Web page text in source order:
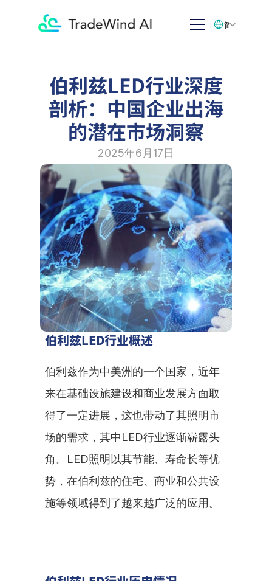
伯利兹LED行业深度
剖析：中国企业出海
的潜在市场洞察
2025年6月17日
伯利兹LED行业概述
伯利兹作为中美洲的一个国家，近年
来在基础设施建设和商业发展方面取
得了一定进展，这也带动了其照明市
场的需求，其中LED行业逐渐崭露头
角。LED照明以其节能、寿命长等优
势，在伯利兹的住宅、商业和公共设
施等领域得到了越来越广泛的应用。
简体中文